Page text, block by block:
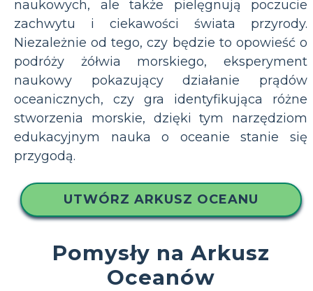
naukowych, ale także pielęgnują poczucie
zachwytu i ciekawości świata przyrody.
Niezależnie od tego, czy będzie to opowieść o
podróży żółwia morskiego, eksperyment
naukowy pokazujący działanie prądów
oceanicznych, czy gra identyfikująca różne
stworzenia morskie, dzięki tym narzędziom
edukacyjnym nauka o oceanie stanie się
przygodą.
UTWÓRZ ARKUSZ OCEANU
Pomysły na Arkusz
Oceanów